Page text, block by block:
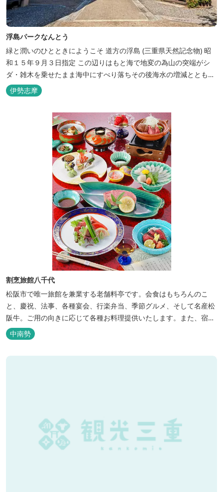
浮島パークなんとう
緑と潤いのひとときにようこそ ​道方の浮島 (三重県天然記念物) 昭
和１５年９月３日指定 この辺りはもと海で地変の為山の突端がシ
ダ・雑木を乗せたまま海中にすべり落ちその後海水の増減とともに
浮き沈みするようになったと伝えられています。 周辺は浮島を廻る
散策路が設けられ、また海岸線が一望できる展望塔へと続く遊歩道
伊勢志摩
割烹旅館八千代
松阪市で唯一旅館を兼業する老舗料亭です。会食はもちろんのこ
と、慶祝、法事、各種宴会、行楽弁当、季節グルメ、そして名産松
阪牛。ご用の向きに応じて各種お料理提供いたします。また、宿泊
のご用もたまわります。 国登録有形文化財に選ばれた純木造建築で
昔風情をお楽しみください。
中南勢